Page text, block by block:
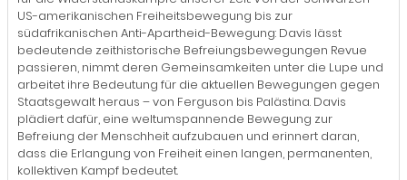
US-amerikanischen Freiheitsbewegung bis zur
südafrikanischen Anti-Apartheid-Bewegung: Davis lässt
bedeutende zeithistorische Befreiungsbewegungen Revue
passieren, nimmt deren Gemeinsamkeiten unter die Lupe und
arbeitet ihre Bedeutung für die aktuellen Bewegungen gegen
Staatsgewalt heraus – von Ferguson bis Palästina. Davis
plädiert dafür, eine weltumspannende Bewegung zur
Befreiung der Menschheit aufzubauen und erinnert daran,
dass die Erlangung von Freiheit einen langen, permanenten,
kollektiven Kampf bedeutet.